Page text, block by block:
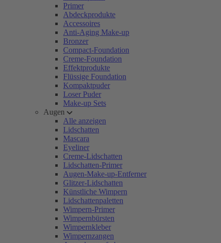
Primer
Abdeckprodukte
Accessoires
Anti-Aging Make-up
Bronzer
Compact-Foundation
Creme-Foundation
Effektprodukte
Flüssige Foundation
Kompaktpuder
Loser Puder
Make-up Sets
Augen
Alle anzeigen
Lidschatten
Mascara
Eyeliner
Creme-Lidschatten
Lidschatten-Primer
Augen-Make-up-Entferner
Glitzer-Lidschatten
Künstliche Wimpern
Lidschattenpaletten
Wimpern-Primer
Wimpernbürsten
Wimpernkleber
Wimpernzangen